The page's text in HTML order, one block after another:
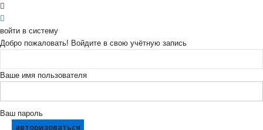
войти в систему
Добро пожаловать! Войдите в свою учётную запись
Ваше имя пользователя
Ваш пароль